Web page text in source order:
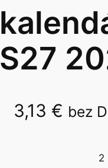
S27
3,13 € bez
2